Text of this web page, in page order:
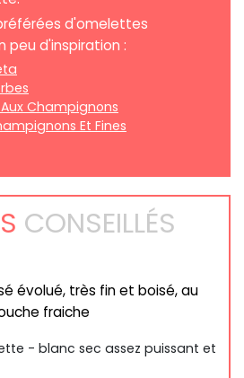
d'omelettes
peu d'inspiration :
Champignons
Et Fines
CONSEILLÉS
évolué, très fin et boisé, au
fraiche
- blanc sec assez puissant et